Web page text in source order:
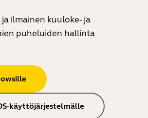
ilmainen kuuloke- ja
puheluiden hallinta
käyttöjärjestelmälle